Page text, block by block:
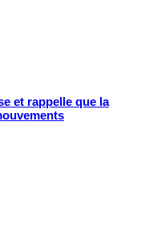
et rappelle que la